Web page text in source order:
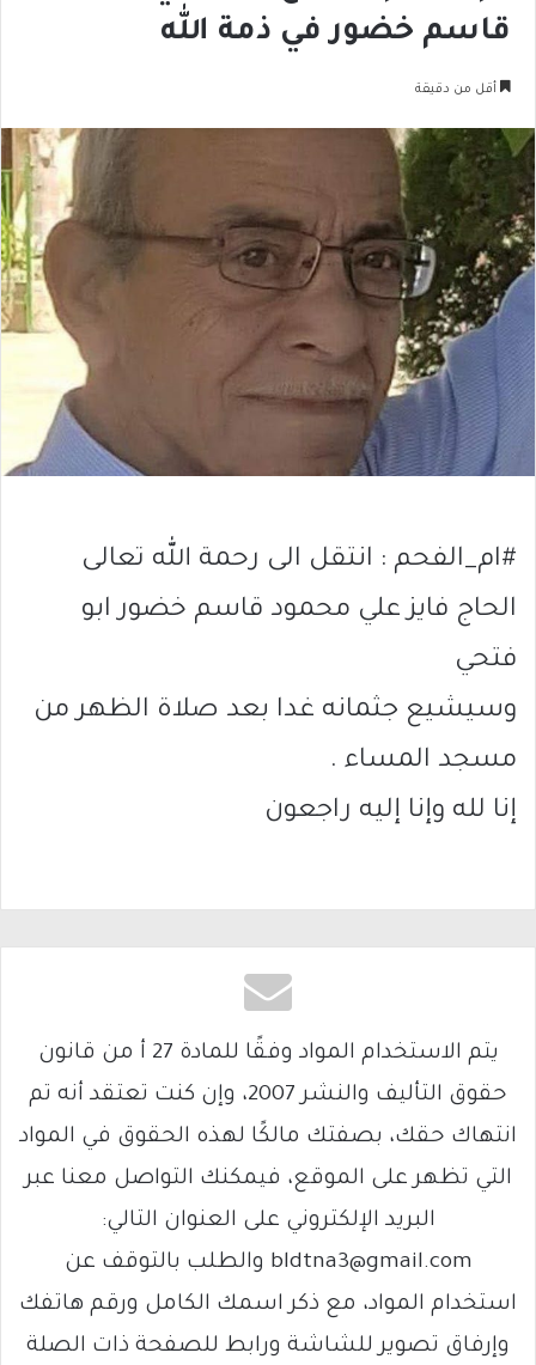
قاسم خضور في ذمة الله
أقل من دقيقة
#ام_الفحم : انتقل الى رحمة الله تعالى
الحاج فايز علي محمود قاسم خضور ابو
فتحي
وسيشيع جثمانه غدا بعد صلاة الظهر من
مسجد المساء .
إنا لله وإنا إليه راجعون
يتم الاستخدام المواد وفقًا للمادة 27 أ من قانون
حقوق التأليف والنشر 2007، وإن كنت تعتقد أنه تم
انتهاك حقك، بصفتك مالكًا لهذه الحقوق في المواد
التي تظهر على الموقع، فيمكنك التواصل معنا عبر
البريد الإلكتروني على العنوان التالي:
bldtna3@gmail.com والطلب بالتوقف عن
استخدام المواد، مع ذكر اسمك الكامل ورقم هاتفك
وإرفاق تصوير للشاشة ورابط للصفحة ذات الصلة